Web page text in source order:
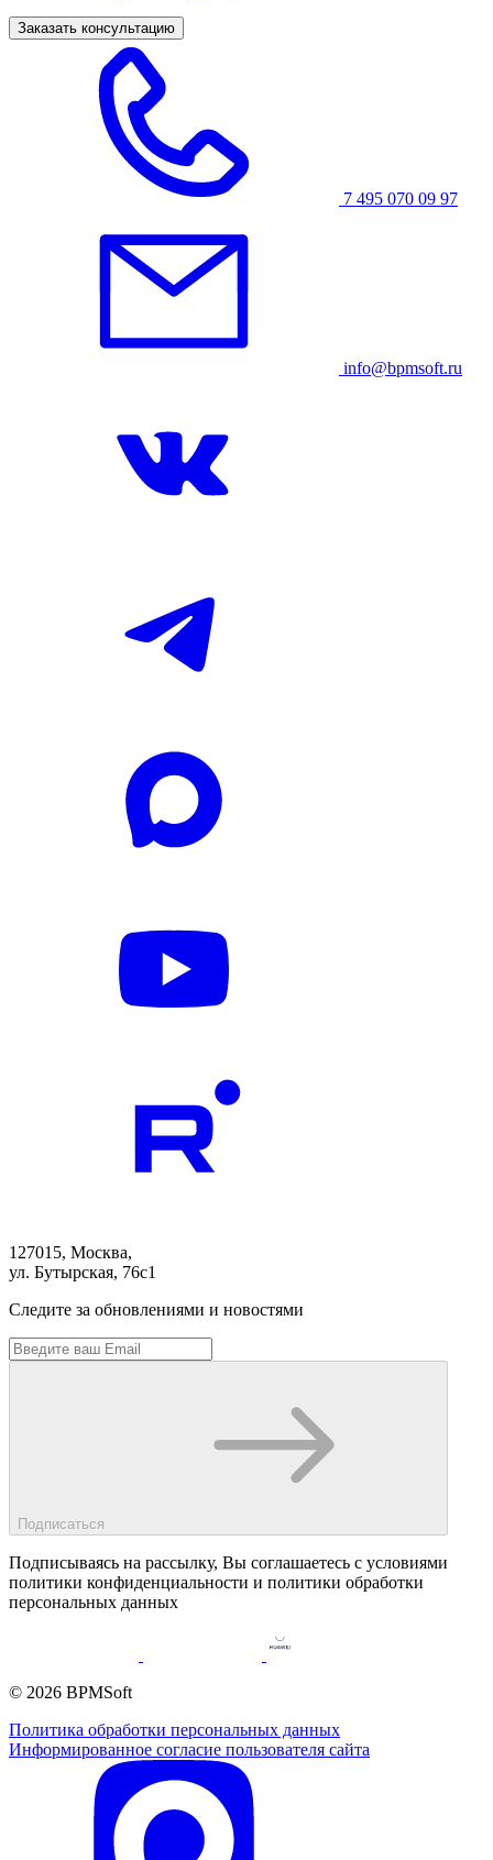
Заказать консультацию
7 495 070 09 97
info@bpmsoft.ru
127015, Москва,
ул. Бутырская, 76с1
Следите за обновлениями и новостями
Подписаться
Подписываясь на рассылку, Вы соглашаетесь c условиями
политики конфиденциальности и политики обработки
персональных данных
© 2026 BPMSoft
Политика обработки персональных данных
Информированное согласие пользователя сайта